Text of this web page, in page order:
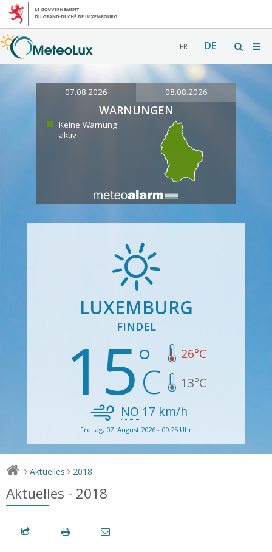
FR DE
07.08.2026 08.08.2026
WARNUNGEN
Keine Warnung
aktiv
LUXEMBURG
FINDEL
15 26°C
13°C
NO 17 km/h
Freitag, 07. August 2026 - 09:25 Uhr
> Aktuelles > 2018
Aktuelles - 2018